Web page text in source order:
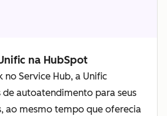
na HubSpot
no Service Hub, a Unific
autoatendimento para seus
ao mesmo tempo que oferecia